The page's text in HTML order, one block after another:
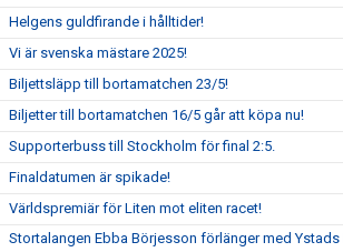
Helgens guldfirande i hålltider!
Vi är svenska mästare 2025!
Biljettsläpp till bortamatchen 23/5!
Biljetter till bortamatchen 16/5 går att köpa nu!
Supporterbuss till Stockholm för final 2:5.
Finaldatumen är spikade!
Världspremiär för Liten mot eliten racet!
Stortalangen Ebba Börjesson förlänger med Ystads